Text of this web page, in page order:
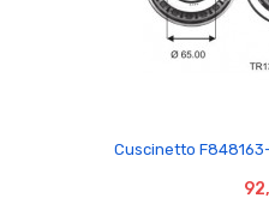
Cuscinetto F848163-